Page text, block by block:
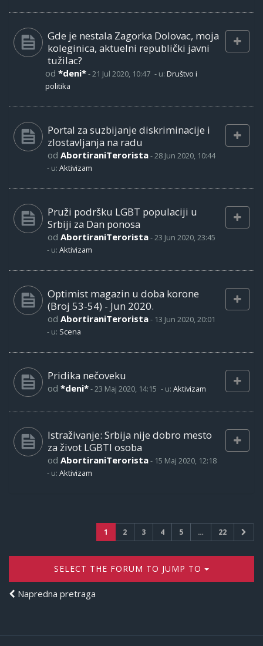
Gde je nestala Zagorka Dolovac, moja
koleginica, aktuelni republički javni
tužilac?
od *deni*-21 Jul 2020, 10:47 - u: Društvo i
politika
Portal za suzbijanje diskriminacije i
zlostavljanja na radu
od AbortiraniTerorista-28 Jun 2020, 10:44
- u: Aktivizam
Pruži podršku LGBT populaciji u
Srbiji za Dan ponosa
od AbortiraniTerorista-23 Jun 2020, 23:45
- u: Aktivizam
Optimist magazin u doba korone
(Broj 53-54) - Jun 2020.
od AbortiraniTerorista- 13 Jun 2020, 20:01
- u: Scena
Pridika nečoveku
od *deni*-23 Maj 2020, 14:15 - u: Aktivizam
Istraživanje: Srbija nije dobro mesto
za život LGBTI osoba
od AbortiraniTerorista- 15 Maj 2020, 12:18
- u: Aktivizam
1 2 3 4 5 … 22
SELECT THE FORUM TO JUMP TO
Napredna pretraga